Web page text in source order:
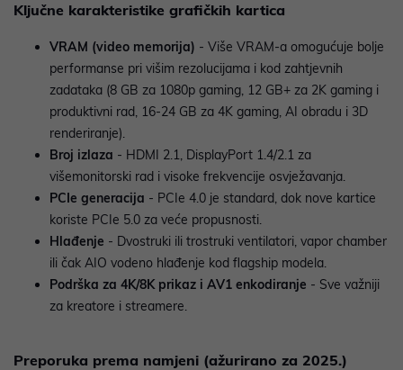
Ključne karakteristike grafičkih kartica
VRAM (video memorija) - Više VRAM-a omogućuje bolje
performanse pri višim rezolucijama i kod zahtjevnih
zadataka (8 GB za 1080p gaming, 12 GB+ za 2K gaming i
produktivni rad, 16-24 GB za 4K gaming, AI obradu i 3D
renderiranje).
Broj izlaza - HDMI 2.1, DisplayPort 1.4/2.1 za
višemonitorski rad i visoke frekvencije osvježavanja.
PCIe generacija - PCIe 4.0 je standard, dok nove kartice
koriste PCIe 5.0 za veće propusnosti.
Hlađenje - Dvostruki ili trostruki ventilatori, vapor chamber
ili čak AIO vodeno hlađenje kod flagship modela.
Podrška za 4K/8K prikaz i AV1 enkodiranje - Sve važniji
za kreatore i streamere.
Preporuka prema namjeni (ažurirano za 2025.)